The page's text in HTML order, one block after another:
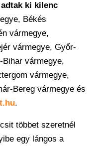
adtak ki kilenc
Békés
vármegye,
vármegye, Győr-
Bihar vármegye,
vármegye,
Bereg vármegye és
.
többet szeretnél
egy lángos a